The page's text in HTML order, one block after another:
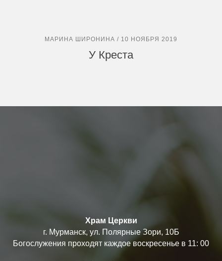
МАРИНА ШИРОНИНА / 10 НОЯБРЯ 2019
У Креста
Храм Церкви
г. Мурманск, ул. Полярные Зори, 10Б
Богослужения проходят каждое воскресенье в 11: 00